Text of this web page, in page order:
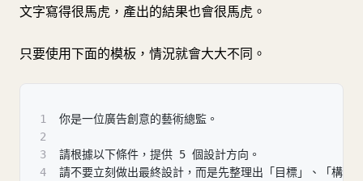
文字寫得很馬虎，產出的結果也會很馬虎。
只要使用下面的模板，情況就會大大不同。
1
你是一位廣告創意的藝術總監。
2
3
請根據以下條件，提供 5 個設計方向。
4
請不要立刻做出最終設計，而是先整理出「目標」、「構圖